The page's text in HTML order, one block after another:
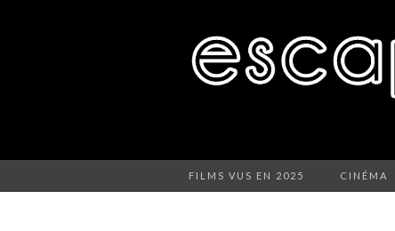
FILMS VUS EN 2025 CINÉMA